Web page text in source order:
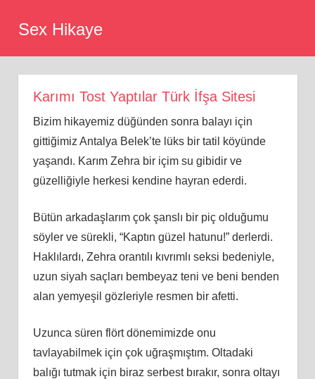
Sex Hikaye
Karımı Tost Yaptılar Türk İfşa Sitesi
Bizim hikayemiz düğünden sonra balayı için
gittiğimiz Antalya Belek’te lüks bir tatil köyünde
yaşandı. Karım Zehra bir içim su gibidir ve
güzelliğiyle herkesi kendine hayran ederdi.
Bütün arkadaşlarım çok şanslı bir piç olduğumu
söyler ve sürekli, “Kaptın güzel hatunu!” derlerdi.
Haklılardı, Zehra orantılı kıvrımlı seksi bedeniyle,
uzun siyah saçları bembeyaz teni ve beni benden
alan yemyeşil gözleriyle resmen bir afetti.
Uzunca süren flört dönemimizde onu
tavlayabilmek için çok uğraşmıştım. Oltadaki
balığı tutmak için biraz serbest bırakır, sonra oltayı